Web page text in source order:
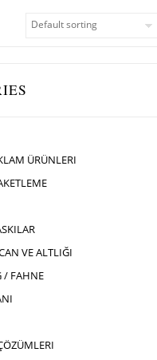
ÜRÜNLERI
VE ALTLIĞI
/ FAHNE